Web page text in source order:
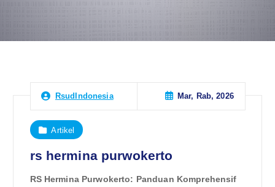
RsudIndonesia Mar, Rab, 2026
Artikel
rs hermina purwokerto
RS Hermina Purwokerto: Panduan Komprehensif